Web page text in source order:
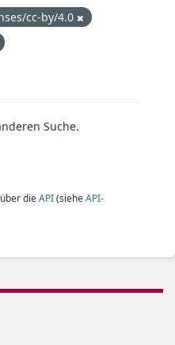
cc-by/4.0
Suche.
die API(siehe API-